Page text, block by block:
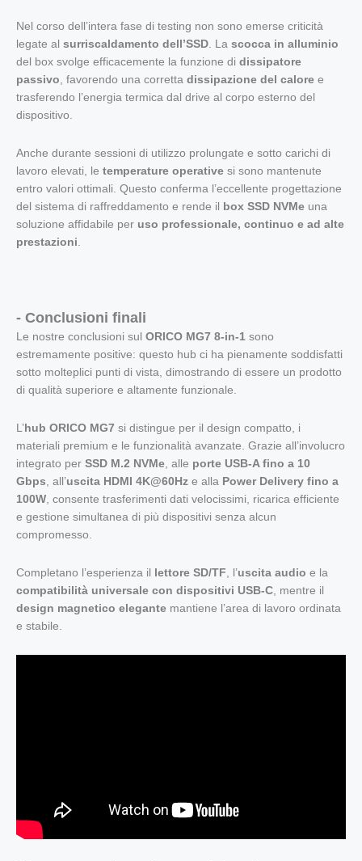
Nel corso dell’intera fase di testing non sono emerse criticità
legate al surriscaldamento dell’SSD. La scocca in alluminio
del box svolge efficacemente la funzione di dissipatore
passivo, favorendo una corretta dissipazione del calore e
trasferendo l’energia termica dal drive al corpo esterno del
dispositivo.
Anche durante sessioni di utilizzo prolungate e sotto carichi di
lavoro elevati, le temperature operative si sono mantenute
entro valori ottimali. Questo conferma l’eccellente progettazione
del sistema di raffreddamento e rende il box SSD NVMe una
soluzione affidabile per uso professionale, continuo e ad alte
prestazioni.
- Conclusioni finali
Le nostre conclusioni sul ORICO MG7 8-in-1 sono
estremamente positive: questo hub ci ha pienamente soddisfatti
sotto molteplici punti di vista, dimostrando di essere un prodotto
di qualità superiore e altamente funzionale.
L’hub ORICO MG7 si distingue per il design compatto, i
materiali premium e le funzionalità avanzate. Grazie all’involucro
integrato per SSD M.2 NVMe, alle porte USB-A fino a 10
Gbps, all’uscita HDMI 4K@60Hz e alla Power Delivery fino a
100W, consente trasferimenti dati velocissimi, ricarica efficiente
e gestione simultanea di più dispositivi senza alcun
compromesso.
Completano l’esperienza il lettore SD/TF, l’uscita audio e la
compatibilità universale con dispositivi USB-C, mentre il
design magnetico elegante mantiene l’area di lavoro ordinata
e stabile.